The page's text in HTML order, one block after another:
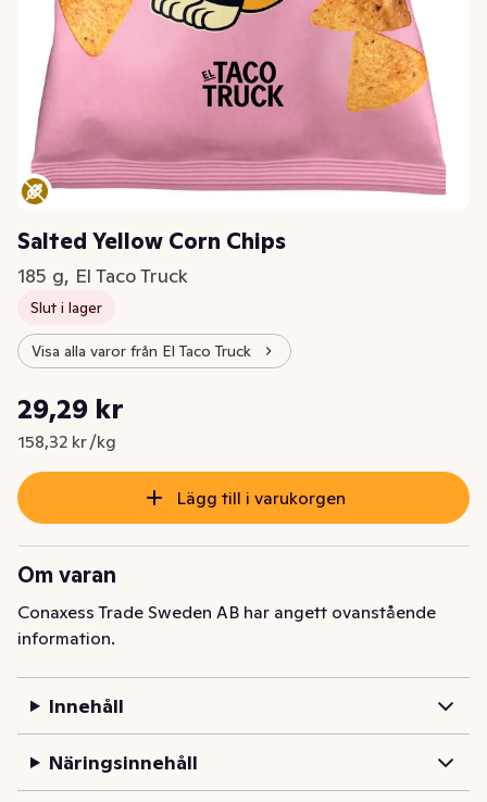
Salted Yellow Corn Chips
185 g, El Taco Truck
Slut i lager
Visa alla varor från El Taco Truck
Nuvarande pris är: 29,29 kr
29,29 kr
158,32 kr /kg
Styckpris: 158,32 kr /kg
Lägg till i varukorgen
Om varan
Conaxess Trade Sweden AB har angett ovanstående
information.
Innehåll
Näringsinnehåll